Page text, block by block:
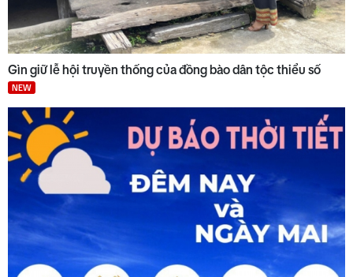
Gìn giữ lễ hội truyền thống của đồng bào dân tộc thiểu số
NEW